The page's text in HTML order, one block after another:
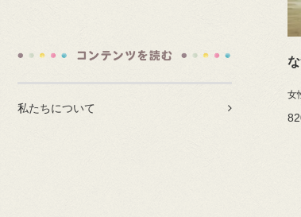
私たちについて
女